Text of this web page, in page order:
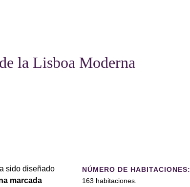
la Lisboa Moderna
sido diseñado
marcada
NÚMERO DE HABITACIONES:
163 habitaciones.